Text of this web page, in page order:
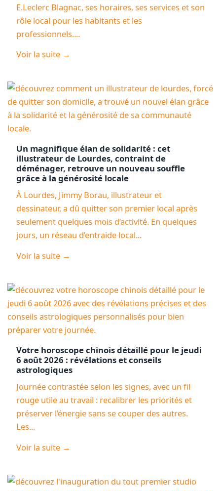
E.Leclerc Blagnac, ses horaires, ses services et son
rôle local pour les habitants et les
professionnels....
Voir la suite →
Un magnifique élan de solidarité : cet
illustrateur de Lourdes, contraint de
déménager, retrouve un nouveau souffle
grâce à la générosité locale
À Lourdes, Jimmy Borau, illustrateur et
dessinateur, a dû quitter son premier local après
seulement quelques mois d’activité. En quelques
jours, un réseau d’entraide local...
Voir la suite →
Votre horoscope chinois détaillé pour le jeudi
6 août 2026 : révélations et conseils
astrologiques
Journée contrastée selon les signes, avec un fil
rouge utile au travail : recalibrer les priorités et
préserver l’énergie sans se couper des autres.
Les...
Voir la suite →